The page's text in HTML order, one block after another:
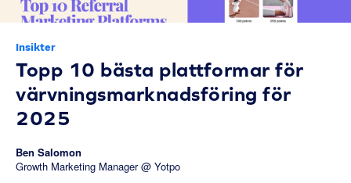
Insikter
Topp 10 bästa plattformar för
värvningsmarknadsföring för
2025
Ben Salomon
Growth Marketing Manager @ Yotpo